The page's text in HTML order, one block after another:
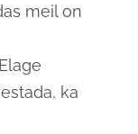
meil on
ka